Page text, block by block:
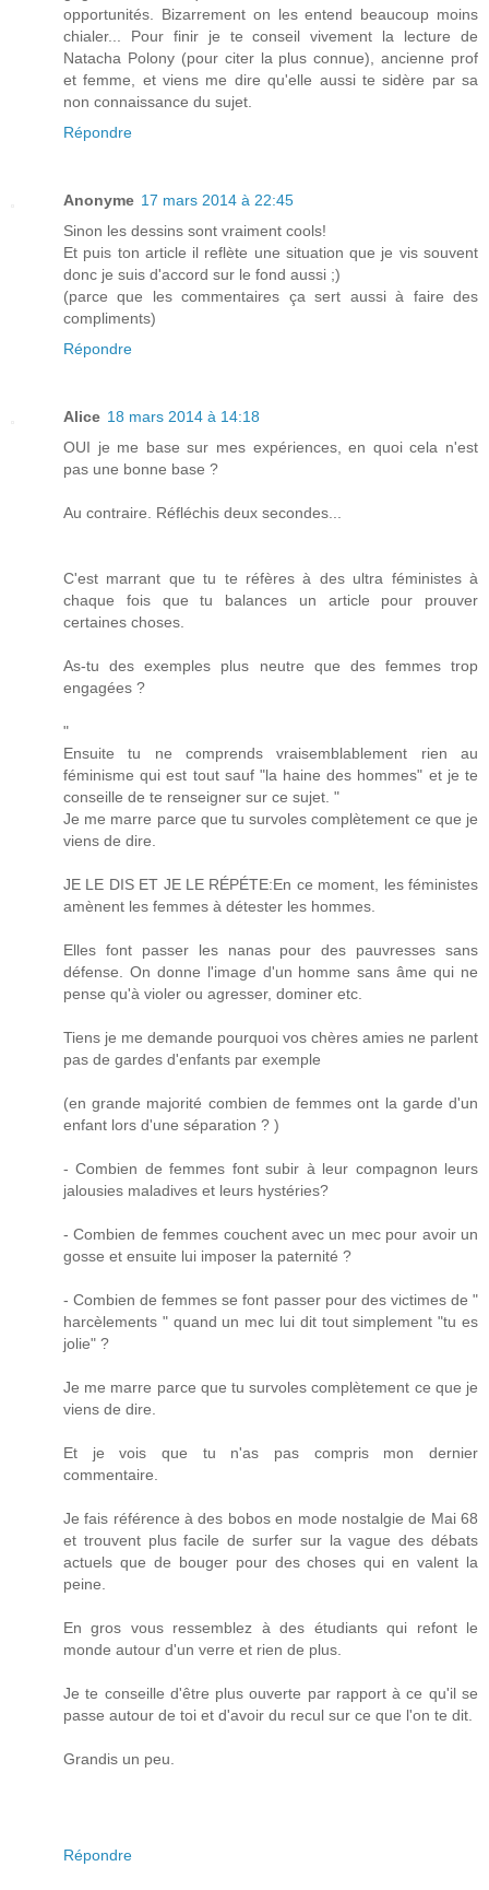
opportunités. Bizarrement on les entend beaucoup moins
chialer... Pour finir je te conseil vivement la lecture de
Natacha Polony (pour citer la plus connue), ancienne prof
et femme, et viens me dire qu'elle aussi te sidère par sa
non connaissance du sujet.
Répondre
Anonyme 17 mars 2014 à 22:45
Sinon les dessins sont vraiment cools!
Et puis ton article il reflète une situation que je vis souvent
donc je suis d'accord sur le fond aussi ;)
(parce que les commentaires ça sert aussi à faire des
compliments)
Répondre
Alice 18 mars 2014 à 14:18
OUI je me base sur mes expériences, en quoi cela n'est
pas une bonne base ?
Au contraire. Réfléchis deux secondes...
C'est marrant que tu te réfères à des ultra féministes à
chaque fois que tu balances un article pour prouver
certaines choses.
As-tu des exemples plus neutre que des femmes trop
engagées ?
"
Ensuite tu ne comprends vraisemblablement rien au
féminisme qui est tout sauf "la haine des hommes" et je te
conseille de te renseigner sur ce sujet. "
Je me marre parce que tu survoles complètement ce que je
viens de dire.
JE LE DIS ET JE LE RÉPÉTE:En ce moment, les féministes
amènent les femmes à détester les hommes.
Elles font passer les nanas pour des pauvresses sans
défense. On donne l'image d'un homme sans âme qui ne
pense qu'à violer ou agresser, dominer etc.
Tiens je me demande pourquoi vos chères amies ne parlent
pas de gardes d'enfants par exemple
(en grande majorité combien de femmes ont la garde d'un
enfant lors d'une séparation ? )
- Combien de femmes font subir à leur compagnon leurs
jalousies maladives et leurs hystéries?
- Combien de femmes couchent avec un mec pour avoir un
gosse et ensuite lui imposer la paternité ?
- Combien de femmes se font passer pour des victimes de "
harcèlements " quand un mec lui dit tout simplement "tu es
jolie" ?
Je me marre parce que tu survoles complètement ce que je
viens de dire.
Et je vois que tu n'as pas compris mon dernier
commentaire.
Je fais référence à des bobos en mode nostalgie de Mai 68
et trouvent plus facile de surfer sur la vague des débats
actuels que de bouger pour des choses qui en valent la
peine.
En gros vous ressemblez à des étudiants qui refont le
monde autour d'un verre et rien de plus.
Je te conseille d'être plus ouverte par rapport à ce qu'il se
passe autour de toi et d'avoir du recul sur ce que l'on te dit.
Grandis un peu.
Répondre